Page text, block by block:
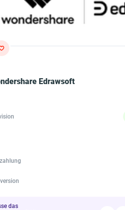
Edrawsoft
das